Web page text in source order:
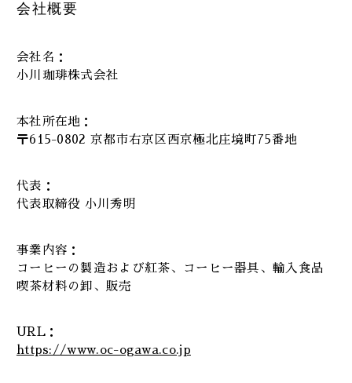
会社概要
会社名：
小川珈琲株式会社
本社所在地：
〒615-0802 京都市右京区西京極北庄境町75番地
代表：
代表取締役 小川秀明
事業内容：
コーヒーの製造および紅茶、コーヒー器具、輸入食品
喫茶材料の卸、販売
URL：
https://www.oc-ogawa.co.jp